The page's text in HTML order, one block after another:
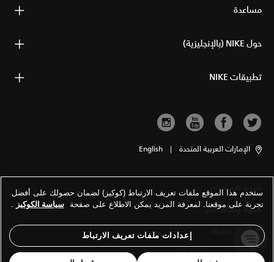
مساعدة
حول NIKE (بالإنجليزية)
تطبيقات NIKE
الإمارات العربية المتحدة |
English
شروط الاستخدام
شروط وأحكام البيع
معلومات الشركة
سياسة الخصوصية والكوكيز
ستخدم هذا الموقع ملفات تعريف الارتباط (كوكيز) لضمان حصولك على أفضل
تجربة على موقعنا. لمعرفة المزيد يمكن الاطلاع على صفحة سياسة الكوكيز .
إعدادات ملفات تعريف الارتباط